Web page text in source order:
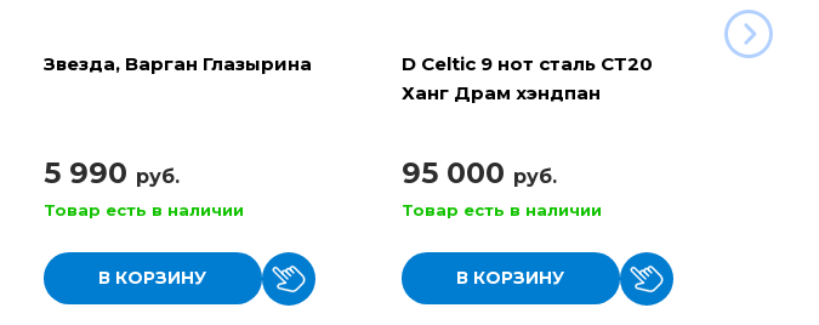
Звезда, Варган Глазырина
5 990 руб.
Товар есть в наличии
В КОРЗИНУ
D Celtic 9 нот сталь СТ20
Ханг Драм хэндпан
95 000 руб.
Товар есть в наличии
В КОРЗИНУ
Баян